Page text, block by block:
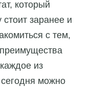
который
заранее и
с тем,
из
можно